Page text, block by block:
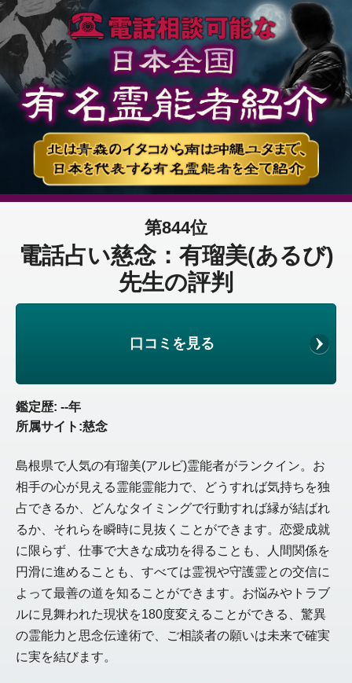
第844位
電話占い慈念：有瑠美(あるび)
先生の評判
口コミを見る
鑑定歴: --年
所属サイト:慈念
島根県で人気の有瑠美(アルビ)霊能者がランクイン。お
相手の心が見える霊能霊能力で、どうすれば気持ちを独
占できるか、どんなタイミングで行動すれば縁が結ばれ
るか、それらを瞬時に見抜くことができます。恋愛成就
に限らず、仕事で大きな成功を得ることも、人間関係を
円滑に進めることも、すべては霊視や守護霊との交信に
よって最善の道を知ることができます。お悩みやトラブ
ルに見舞われた現状を180度変えることができる、驚異
の霊能力と思念伝達術で、ご相談者の願いは未来で確実
に実を結びます。